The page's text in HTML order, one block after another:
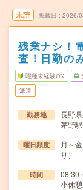
未読 掲載日 2026/
残業ナシ！
査！日勤の
職種未経験OK
派遣
勤務地
長野
茅野
曜日頻度
月～
り）
時間
08:30
小休憩